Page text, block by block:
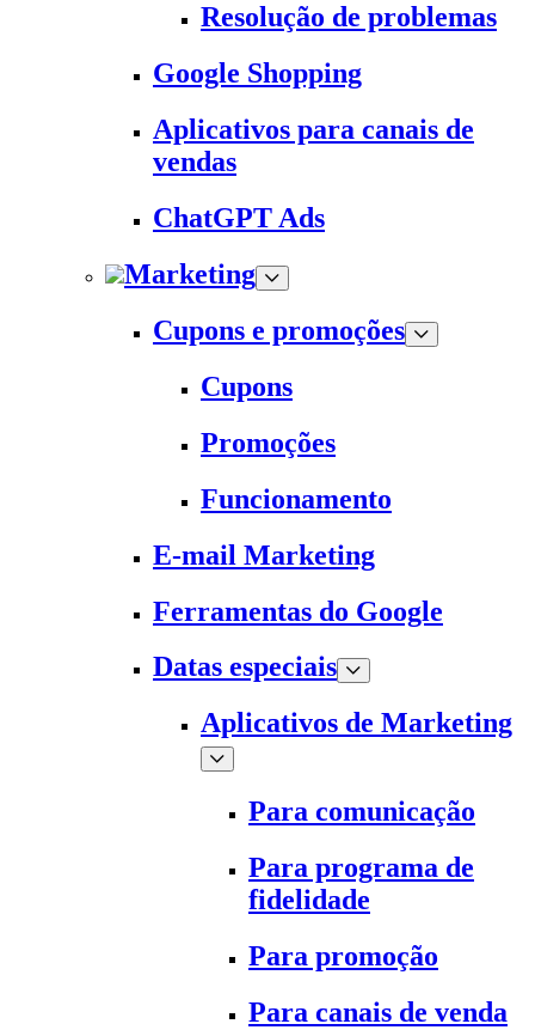
Resolução de problemas
Google Shopping
Aplicativos para canais de
vendas
ChatGPT Ads
Marketing
Cupons e promoções
Cupons
Promoções
Funcionamento
E-mail Marketing
Ferramentas do Google
Datas especiais
Aplicativos de Marketing
Para comunicação
Para programa de
fidelidade
Para promoção
Para canais de venda